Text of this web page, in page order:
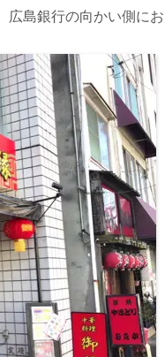
島銀行の向かい側にお